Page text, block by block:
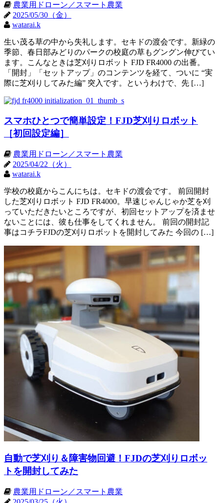
農業用ドローン／スマート農業
2025/05/30（金）
watarai.k
生い茂る草の中から失礼します。セキドの渡会です。新緑の
季節、春日部みどりのパークの校庭の草もグングン伸びてい
ます。こんなときは芝刈りロボット FJD FR4000 の出番。
「開封」「セットアップ」のコンテンツを経て、ついに “実
際に芝刈りしてみた編” 突入です。というわけで、先 […]
スマホひとつで簡単設定！FJD芝刈りロボット
［初回設定編］
農業用ドローン／スマート農業
2025/04/22（火）
watarai.k
学校の校庭からこんにちは。セキドの渡会です。 前回開封
した芝刈りロボット FJD FR4000。早速じゃんじゃか芝を刈
っていただきたいところですが、初回セットアップを済ませ
ないことには、彼も仕事をしてくれません。 前回の開封記
事はコチラFJDの芝刈りロボットを開封してみた 今回の […]
自動で芝刈り＆障害物回避！FJDの芝刈りロボッ
トを開封してみた
農業用ドローン／スマート農業